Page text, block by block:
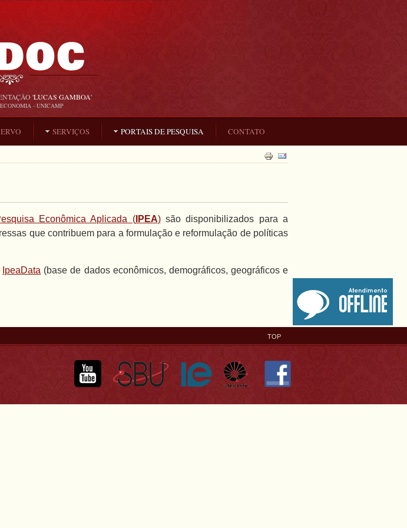
'LUCAS GAMBOA'
- UNICAMP
SERVIÇOS PORTAIS DE PESQUISA CONTATO
Econômica Aplicada (IPEA)são disponibilizados para a
que contribuem para a formulação e reformulação de políticas
IpeaData (base de dados econômicos, demográficos, geográficos e
TOP